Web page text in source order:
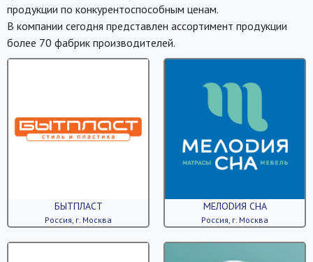
продукции по конкурентоспособным ценам.
В компании сегодня представлен ассортимент продукции
более 70 фабрик производителей.
БЫТПЛАСТ
Россия, г. Москва
МЕЛОDИЯ СНА
Россия, г. Москва